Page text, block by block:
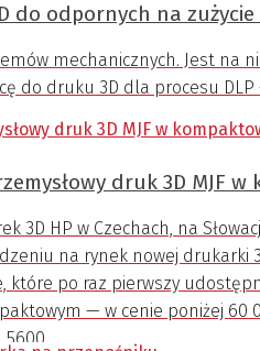
do odpornych na zużycie
mechanicznych. Jest na
do druku 3D dla procesu
druk 3D MJF
HP w Czechach, na
na rynek nowej drukarki
które po raz pierwszy
— w cenie poniżej 60